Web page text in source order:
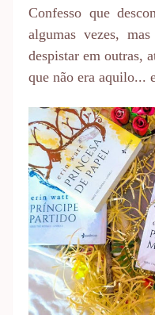
Confesso que
algumas vezes,
despistar em outras,
que não era aquilo...